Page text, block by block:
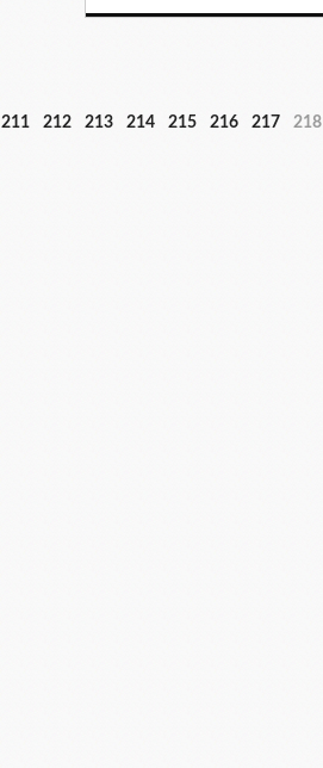
211 212 213 214 215 216 217 218